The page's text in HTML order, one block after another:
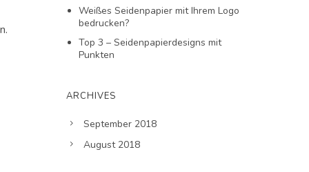
Weißes Seidenpapier mit Ihrem Logo
bedrucken?
Top 3 – Seidenpapierdesigns mit
Punkten
ARCHIVES
September 2018
August 2018